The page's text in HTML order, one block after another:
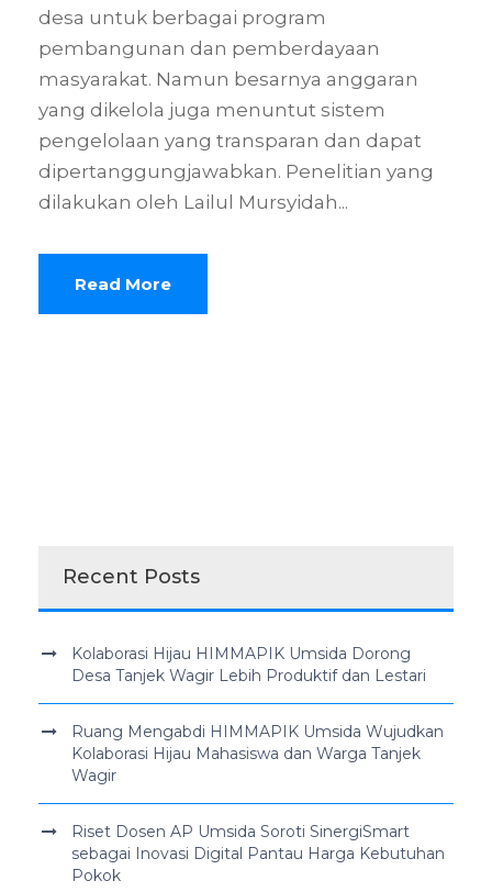
desa untuk berbagai program
pembangunan dan pemberdayaan
masyarakat. Namun besarnya anggaran
yang dikelola juga menuntut sistem
pengelolaan yang transparan dan dapat
dipertanggungjawabkan. Penelitian yang
dilakukan oleh Lailul Mursyidah...
Read More
Recent Posts
Kolaborasi Hijau HIMMAPIK Umsida Dorong
Desa Tanjek Wagir Lebih Produktif dan Lestari
Ruang Mengabdi HIMMAPIK Umsida Wujudkan
Kolaborasi Hijau Mahasiswa dan Warga Tanjek
Wagir
Riset Dosen AP Umsida Soroti SinergiSmart
sebagai Inovasi Digital Pantau Harga Kebutuhan
Pokok